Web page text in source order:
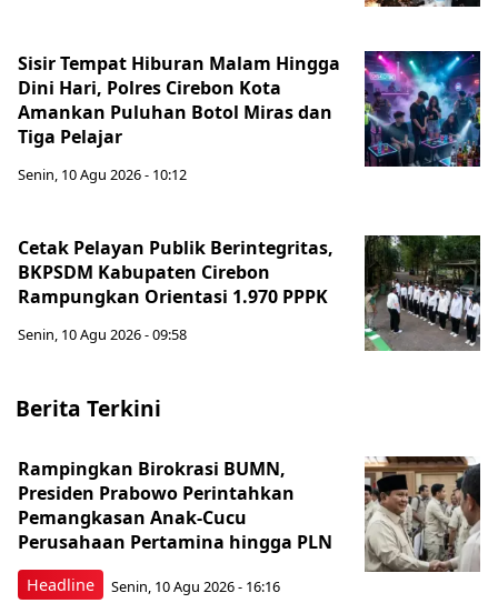
Sisir Tempat Hiburan Malam Hingga
Dini Hari, Polres Cirebon Kota
Amankan Puluhan Botol Miras dan
Tiga Pelajar
Senin, 10 Agu 2026 - 10:12
Cetak Pelayan Publik Berintegritas,
BKPSDM Kabupaten Cirebon
Rampungkan Orientasi 1.970 PPPK
Senin, 10 Agu 2026 - 09:58
Berita Terkini
Headline
Rampingkan Birokrasi BUMN,
Presiden Prabowo Perintahkan
Pemangkasan Anak-Cucu
Perusahaan Pertamina hingga PLN
Senin, 10 Agu 2026 - 16:16